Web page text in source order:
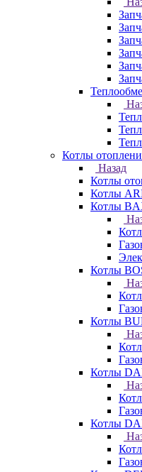
Котлы
Назад
Котлы
Котлы
Котлы
Котлы
Котлы
Котлы
Котлы